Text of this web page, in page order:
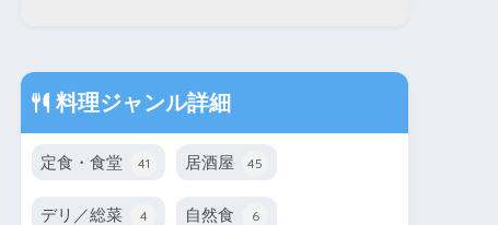
料理ジャンル詳細
定食・食堂 41 居酒屋 45
デリ／総菜 4 自然食 6